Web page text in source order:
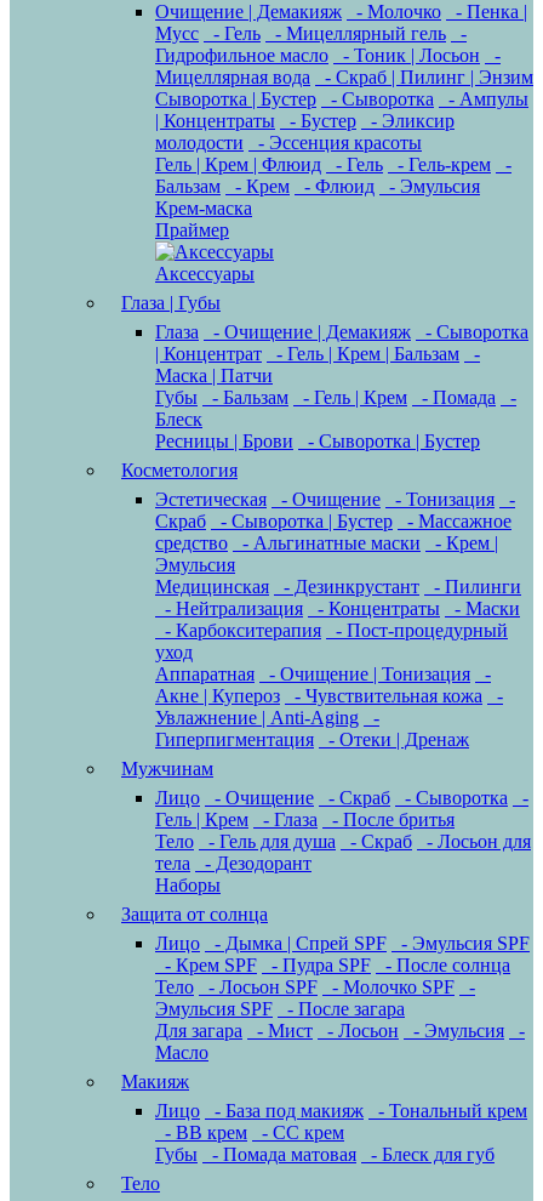
Очищение | Демакияж
- Молочко
- Пенка |
Мусс
- Гель - Мицеллярный гель
-
Гидрофильное масло
- Тоник | Лосьон
-
Мицеллярная вода
- Скраб | Пилинг | Энзим
Сыворотка | Бустер
- Сыворотка
- Ампулы
| Концентраты
- Бустер
- Эликсир
молодости
- Эссенция красоты
Гель | Крем | Флюид
- Гель - Гель-крем
-
Бальзам
- Крем - Флюид
- Эмульсия
Крем-маска
Праймер
Аксессуары
Глаза | Губы
Глаза
- Очищение | Демакияж
- Сыворотка
| Концентрат
- Гель | Крем | Бальзам
-
Маска | Патчи
Губы
- Бальзам - Гель | Крем - Помада
-
Блеск
Ресницы | Брови
- Сыворотка | Бустер
Косметология
Эстетическая
- Очищение - Тонизация
-
Скраб
- Сыворотка | Бустер
- Массажное
средство
- Альгинатные маски
- Крем |
Эмульсия
Медицинская
- Дезинкрустант
- Пилинги
- Нейтрализация
- Концентраты
- Маски
- Карбокситерапия
- Пост-процедурный
уход
Аппаратная
- Очищение | Тонизация
-
Акне | Купероз
- Чувствительная кожа
-
Увлажнение | Anti-Aging
-
Гиперпигментация
- Отеки | Дренаж
Мужчинам
Лицо
- Очищение - Скраб - Сыворотка
-
Гель | Крем
- Глаза
- После бритья
Тело
- Гель для душа - Скраб
- Лосьон для
тела
- Дезодорант
Наборы
Защита от солнца
Лицо
- Дымка | Спрей SPF
- Эмульсия SPF
- Крем SPF
- Пудра SPF
- После солнца
Тело
- Лосьон SPF - Молочко SPF
-
Эмульсия SPF
- После загара
Для загара
- Мист - Лосьон - Эмульсия
-
Масло
Макияж
Лицо
- База под макияж
- Тональный крем
- BB крем
- CC крем
Губы
- Помада матовая
- Блеск для губ
Тело